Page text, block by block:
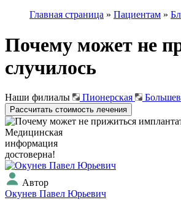
Главная страница » Пациентам »
Почему может не
случилось
Наши филиалы Пионерская
Рассчитать стоимость лечения
Медицинская
информация
достоверна!
Автор
Окунев Павел Юрьевич